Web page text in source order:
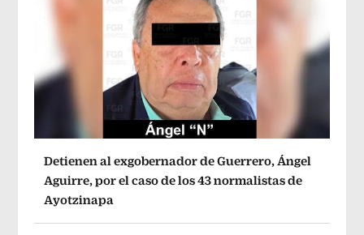
Detienen al exgobernador de Guerrero, Ángel
Aguirre, por el caso de los 43 normalistas de
Ayotzinapa